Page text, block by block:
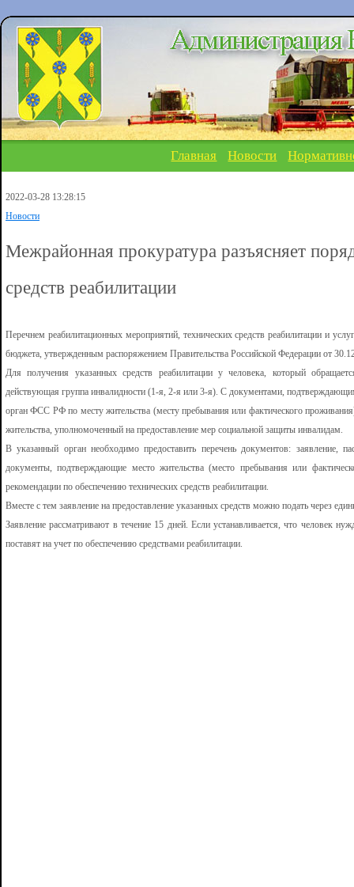
Главная Новости
2022-03-28 13:28:15
Новости
Межрайонная прокуратура разъясняет
средств реабилитации
Перечнем реабилитационных мероприятий, технических средств реабилитации и
бюджета, утвержденным распоряжением Правительства Российской Федерации от
Для получения указанных средств реабилитации у человека, который
действующая группа инвалидности (1-я, 2-я или 3-я). С документами,
орган ФСС РФ по месту жительства (месту пребывания или фактического
жительства, уполномоченный на предоставление мер социальной защиты инвалидам.
В указанный орган необходимо предоставить перечень документов: заявление,
документы, подтверждающие место жительства (место пребывания или
рекомендации по обеспечению технических средств реабилитации.
Вместе с тем заявление на предоставление указанных средств можно подать через
Заявление рассматривают в течение 15 дней. Если устанавливается, что человек
поставят на учет по обеспечению средствами реабилитации.